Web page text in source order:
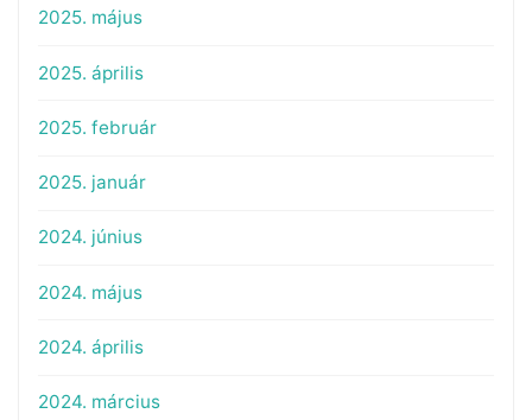
2025. május
2025. április
2025. február
2025. január
2024. június
2024. május
2024. április
2024. március